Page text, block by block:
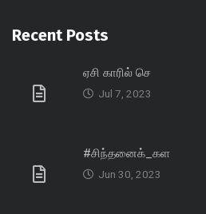
Recent Posts
ஏசி காரில் செ
Jul 7, 2023
#சிந்தனைக்_கள
Jun 30, 2023